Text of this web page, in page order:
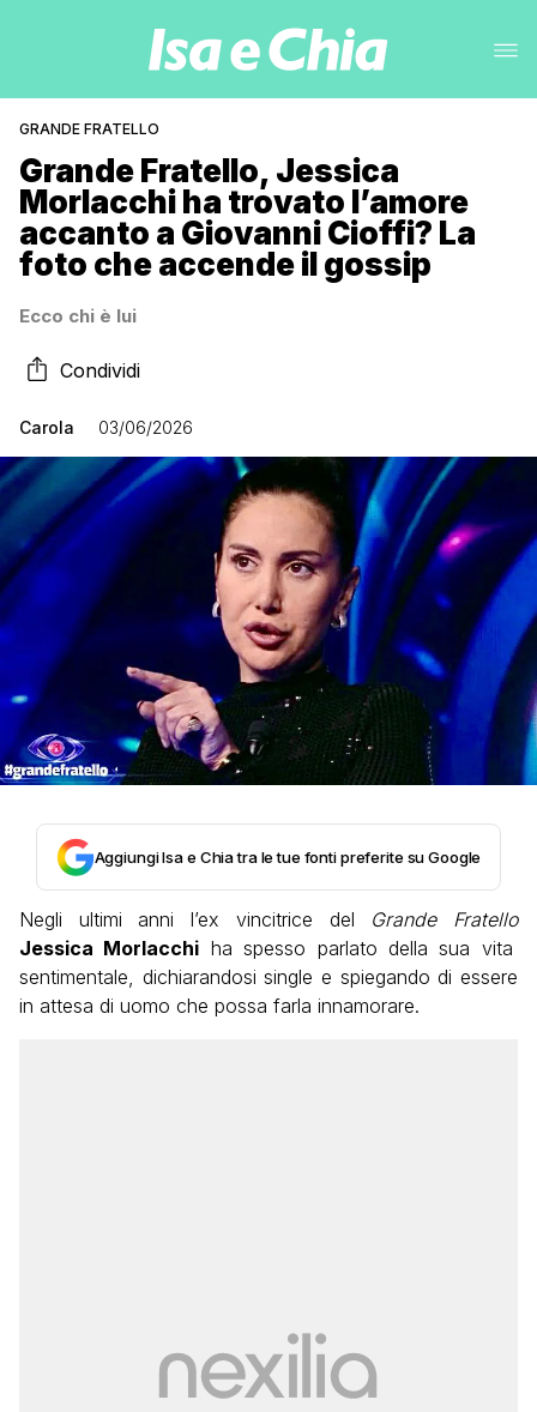
GRANDE FRATELLO
Grande Fratello, Jessica
Morlacchi ha trovato l’amore
accanto a Giovanni Cioffi? La
foto che accende il gossip
Ecco chi è lui
Condividi
Carola 03/06/2026
Aggiungi Isa e Chia tra le tue fonti preferite su Google
Negli ultimi anni l’ex vincitrice del Grande Fratello
Jessica Morlacchi ha spesso parlato della sua vita
sentimentale, dichiarandosi single e spiegando di essere
in attesa di uomo che possa farla innamorare.